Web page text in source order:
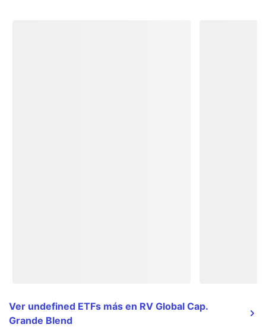
Ver undefined ETFs más en RV Global Cap.
Grande Blend